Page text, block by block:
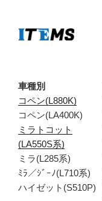
車種別
コペン(L880K)
コペン(LA400K)
ミラトコット
(LA550S系)
ミラ(L285系)
ﾐﾗ／ｼﾞｰﾉ(L710系)
ハイゼット(S510P)